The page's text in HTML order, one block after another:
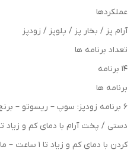
عملکردها
آرام پز / بخار پز / پلوپز / زودپز
تعداد برنامه ها
۱۴ برنامه
برنامه ها
۶ برنامه زودپز: سوپ – ریسوتو –
کردن با دمای